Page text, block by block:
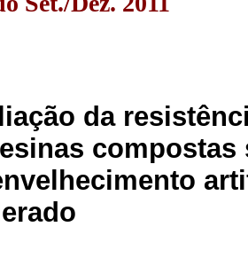
da
compostas